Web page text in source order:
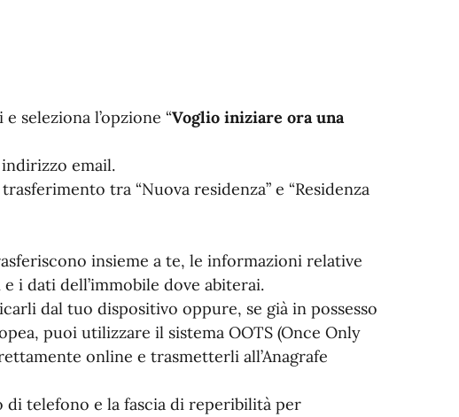
seleziona l’opzione “Voglio iniziare ora una
email.
tra “Nuova residenza” e “Residenza
insieme a te, le informazioni relative
i dati dell’immobile dove abiterai.
dal tuo dispositivo oppure, se già in possesso
puoi utilizzare il sistema OOTS (Once Only
online e trasmetterli all’Anagrafe
telefono e la fascia di reperibilità per